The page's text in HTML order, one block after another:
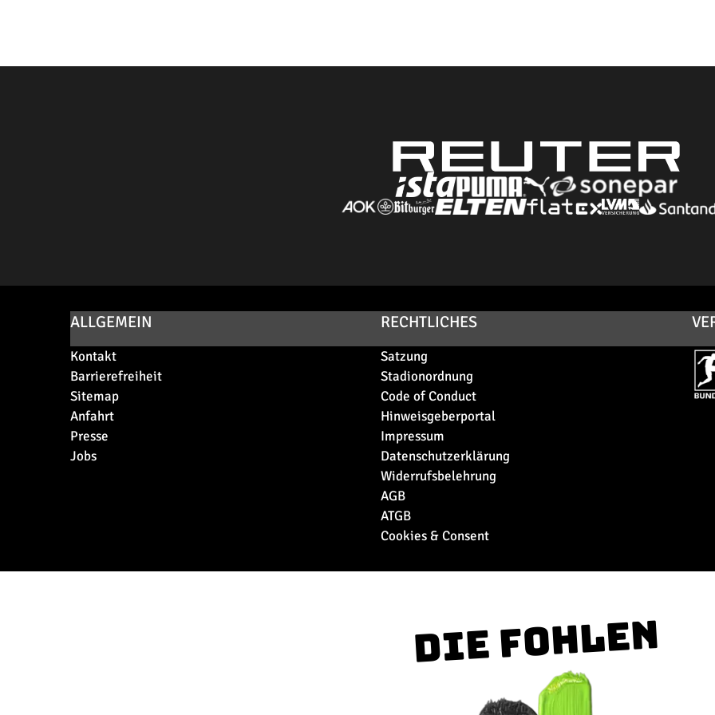
ALLGEMEIN
Kontakt
Barrierefreiheit
Sitemap
Anfahrt
Presse
Jobs
RECHTLICHES
Satzung
Stadionordnung
Code of Conduct
Hinweisgeberportal
Impressum
Datenschutzerklärung
Widerrufsbelehrung
AGB
ATGB
Cookies & Consent
Die Fohlen